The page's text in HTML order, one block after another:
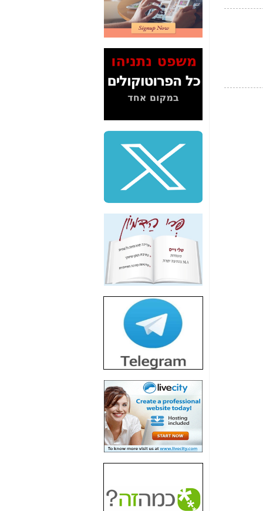
2" על תעלולי השר
משה כחלון -כאן
המשך חשיפת הבלוף
ששמו "מהפיכת
הסלולר" ואיך מסרסים
כאן
סיכום ביקור בסיליקון
שלמה פילבר (עד
לאחרונה מנכ"ל משרד
התקשורת) - עד
מדינה? הצחקתם
"יש אפליה בחקירה"?
חשיפה: למה השר
משה כחלון לא נחקר
עד היום? -
כאן
חשיפת חשד לשחיתות
הדומה לזו של "תיק
הסלולר -
חשיפת מה שלא
רוצים שתדעו בעניין
פריסת אנלימיטד
(בניחוח בלתי נסבל) -
כאן
חשיפה: איוב קרא
אישר לקבוצת סלקום
בדיוק מה שביבי אישר
כאן
האם השר איוב קרא
היה צריך בכלל לחתום
על האישור, שנתן
האם ביבי וקרא קבלו
בכלל תמורה עבור